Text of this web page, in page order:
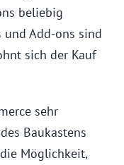
beliebig
und Add-ons sind
sich der Kauf
sehr
Baukastens
Möglichkeit,